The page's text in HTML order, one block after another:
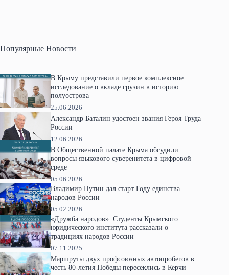
Популярные Новости
В Крыму представили первое комплексное
исследование о вкладе грузин в историю
полуострова
25.06.2026
Александр Баталин удостоен звания Героя Труда
России
12.06.2026
В Общественной палате Крыма обсудили
вопросы языкового суверенитета в цифровой
среде
05.06.2026
Владимир Путин дал старт Году единства
народов России
05.02.2026
«Дружба народов»: Студенты Крымского
юридического института рассказали о
традициях народов России
07.11.2025
Маршруты двух профсоюзных автопробегов в
честь 80-летия Победы пересеклись в Керчи